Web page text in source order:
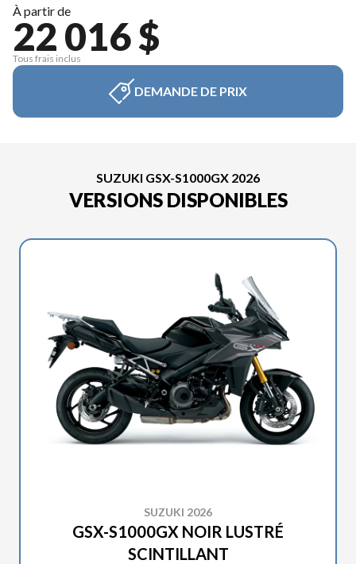
À partir de
22 016 $
Tous frais inclus
DEMANDE DE PRIX
SUZUKI GSX-S1000GX 2026
VERSIONS DISPONIBLES
SUZUKI 2026
GSX-S1000GX NOIR LUSTRÉ
SCINTILLANT